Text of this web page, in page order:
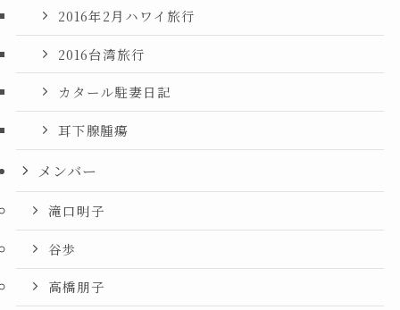
2016年2月ハワイ旅行
2016台湾旅行
カタール駐妻日記
耳下腺腫瘍
メンバー
滝口明子
谷歩
高橋朋子